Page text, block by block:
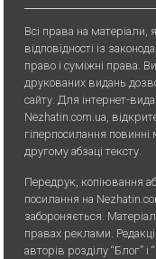
Всі права на матеріали,
відповідності із
право і суміжні права.
друкованих видань
сайту. Для iнтернет-
Nezhatin.com.ua,
гіперпосилання
другому абзаці тексту.
Передрук, копiювання
посилання на
забороняється.
правах реклами.
авторів розділу “Блог” і